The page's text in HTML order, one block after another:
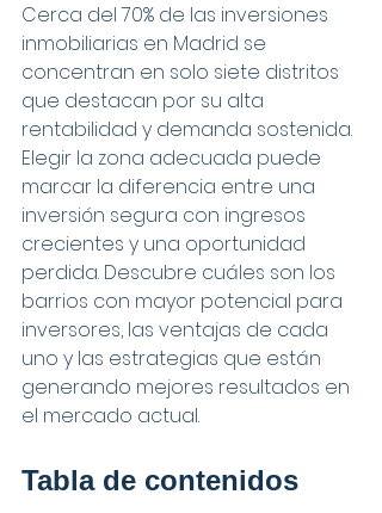
Cerca del 70% de las inversiones
inmobiliarias en Madrid se
concentran en solo siete distritos
que destacan por su alta
rentabilidad y demanda sostenida.
Elegir la zona adecuada puede
marcar la diferencia entre una
inversión segura con ingresos
crecientes y una oportunidad
perdida. Descubre cuáles son los
barrios con mayor potencial para
inversores, las ventajas de cada
uno y las estrategias que están
generando mejores resultados en
el mercado actual.
Tabla de contenidos